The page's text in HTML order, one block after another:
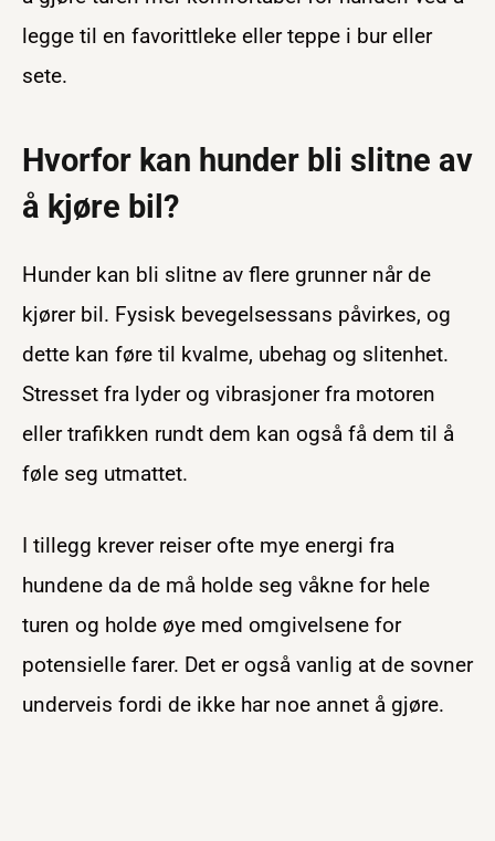
legge til en favorittleke eller teppe i bur eller
sete.
Hvorfor kan hunder bli slitne av
å kjøre bil?
Hunder kan bli slitne av flere grunner når de
kjører bil. Fysisk bevegelsessans påvirkes, og
dette kan føre til kvalme, ubehag og slitenhet.
Stresset fra lyder og vibrasjoner fra motoren
eller trafikken rundt dem kan også få dem til å
føle seg utmattet.
I tillegg krever reiser ofte mye energi fra
hundene da de må holde seg våkne for hele
turen og holde øye med omgivelsene for
potensielle farer. Det er også vanlig at de sovner
underveis fordi de ikke har noe annet å gjøre.